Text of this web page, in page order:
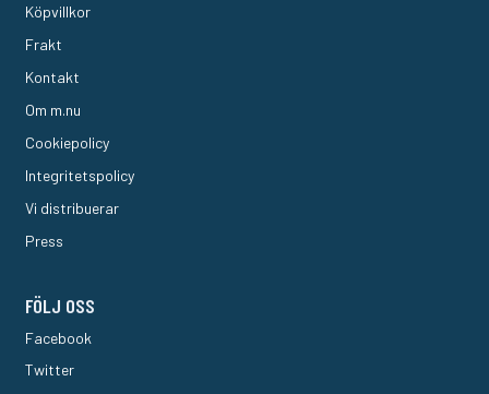
Köpvillkor
Frakt
Kontakt
Om m.nu
Cookiepolicy
Integritetspolicy
Vi distribuerar
Press
FÖLJ OSS
Facebook
Twitter